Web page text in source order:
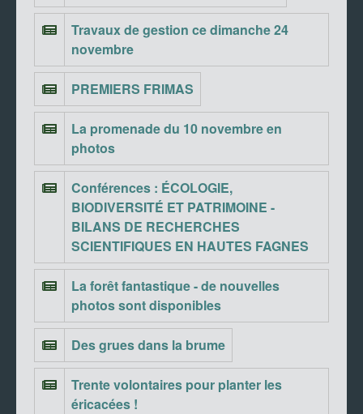
Travaux de gestion ce dimanche 24
novembre
PREMIERS FRIMAS
La promenade du 10 novembre en
photos
Conférences : ÉCOLOGIE,
BIODIVERSITÉ ET PATRIMOINE -
BILANS DE RECHERCHES
SCIENTIFIQUES EN HAUTES FAGNES
La forêt fantastique - de nouvelles
photos sont disponibles
Des grues dans la brume
Trente volontaires pour planter les
éricacées !